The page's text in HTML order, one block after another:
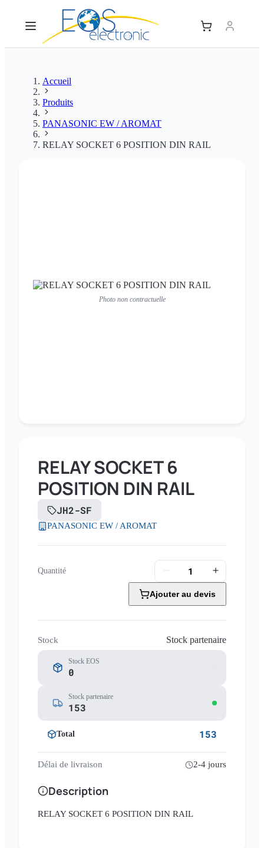
Accueil
Produits
PANASONIC EW / AROMAT
RELAY SOCKET 6 POSITION DIN RAIL
Photo non contractuelle
RELAY SOCKET 6
POSITION DIN RAIL
JH2-SF
PANASONIC EW / AROMAT
Quantité
Ajouter au devis
Stock Stock partenaire
Stock EOS
0
Stock partenaire
153
Total 153
Délai de livraison 2-4 jours
Description
RELAY SOCKET 6 POSITION DIN RAIL